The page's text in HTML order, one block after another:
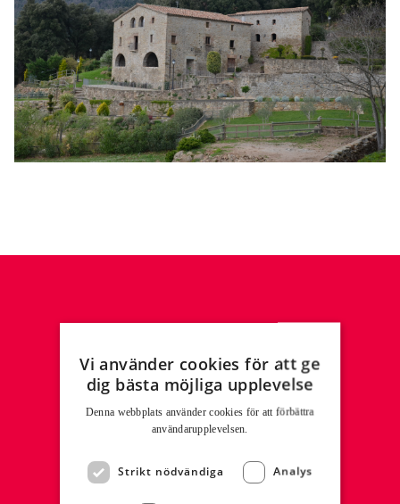
Sortiment
Recept
Broschyrer & Material
Nyhetsbrev
Kontakta oss
Vi använder cookies för att ge
dig bästa möjliga upplevelse
Denna webbplats använder cookies för att för­bättra
användar­upplevelsen.
Strikt nödvändiga Analys